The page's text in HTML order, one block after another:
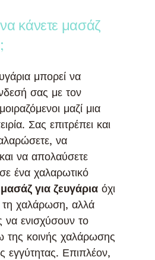
να κάνετε μασάζ
μπορεί να
σας με τον
μαζί μια
Σας επιτρέπει και
να
να απολαύσετε
ένα χαλαρωτικό
για ζευγάριαόχι
χαλάρωση, αλλά
να ενισχύσουν το
κοινής χαλάρωσης
εγγύτητας. Επιπλέον,